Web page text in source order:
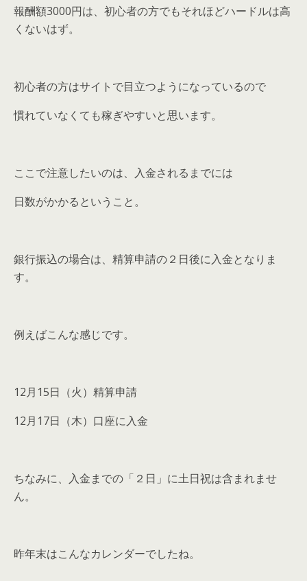
報酬額3000円は、初心者の方でもそれほどハードルは高
くないはず。
初心者の方はサイトで目立つようになっているので
慣れていなくても稼ぎやすいと思います。
ここで注意したいのは、 入金されるまでには
日数がかかるということ。
銀行振込の場合は、 精算申請の２日後に入金となりま
す。
例えばこんな感じです。
12月15日（火）精算申請
12月17日（木）口座に入金
ちなみに、 入金までの 「２日」 に土日祝は含まれませ
ん。
昨年末はこんなカレンダーでしたね。